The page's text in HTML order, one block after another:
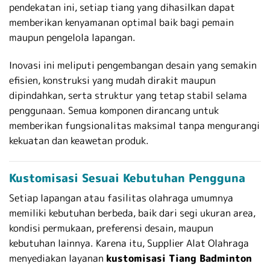
pendekatan ini, setiap tiang yang dihasilkan dapat
memberikan kenyamanan optimal baik bagi pemain
maupun pengelola lapangan.
Inovasi ini meliputi pengembangan desain yang semakin
efisien, konstruksi yang mudah dirakit maupun
dipindahkan, serta struktur yang tetap stabil selama
penggunaan. Semua komponen dirancang untuk
memberikan fungsionalitas maksimal tanpa mengurangi
kekuatan dan keawetan produk.
Kustomisasi Sesuai Kebutuhan Pengguna
Setiap lapangan atau fasilitas olahraga umumnya
memiliki kebutuhan berbeda, baik dari segi ukuran area,
kondisi permukaan, preferensi desain, maupun
kebutuhan lainnya. Karena itu, Supplier Alat Olahraga
menyediakan layanan kustomisasi Tiang Badminton